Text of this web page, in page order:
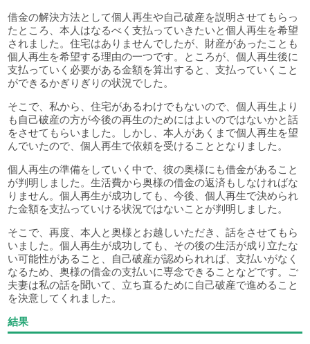
借金の解決方法として個人再生や自己破産を説明させてもらっ
たところ、本人はなるべく支払っていきたいと個人再生を希望
されました。住宅はありませんでしたが、財産があったことも
個人再生を希望する理由の一つです。ところが、個人再生後に
支払っていく必要がある金額を算出すると、支払っていくこと
ができるかぎりぎりの状況でした。
そこで、私から、住宅があるわけでもないので、個人再生より
も自己破産の方が今後の再生のためにはよいのではないかと話
をさせてもらいました。しかし、本人があくまで個人再生を望
んでいたので、個人再生で依頼を受けることとなりました。
個人再生の準備をしていく中で、彼の奥様にも借金があること
が判明しました。生活費から奥様の借金の返済もしなければな
りません。個人再生が成功しても、今後、個人再生で決められ
た金額を支払っていける状況ではないことが判明しました。
そこで、再度、本人と奥様とお越しいただき、話をさせてもら
いました。個人再生が成功しても、その後の生活が成り立たな
い可能性があること、自己破産が認められれば、支払いがなく
なるため、奥様の借金の支払いに専念できることなどです。ご
夫妻は私の話を聞いて、立ち直るために自己破産で進めること
を決意してくれました。
結果